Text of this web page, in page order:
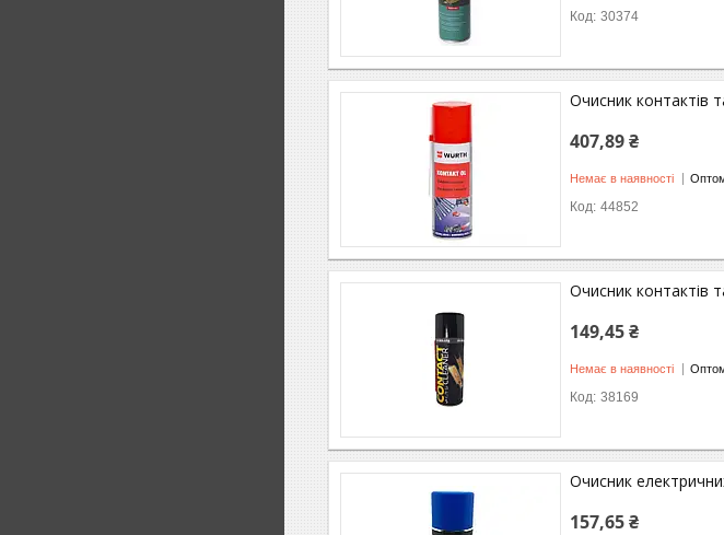
30374
Очисник контактів
407,89 ₴
Немає в наявності Оптом
44852
Очисник контактів
149,45 ₴
Немає в наявності Оптом
38169
Очисник
157,65 ₴